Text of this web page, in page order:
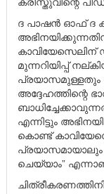
ദ പാഷൻ ഓഫ് ദ
മുന്നറിയിപ്പ്
പ്രയാസമുള്ളതും
അദ്ദേഹത്തിന്റെ
എന്നിട്ടും
കൊണ്ട്
പ്രയാസമായാലും
ചെയ്യാം”